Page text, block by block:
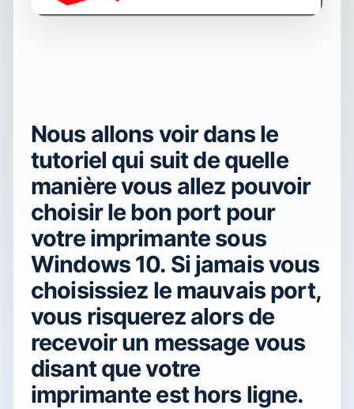
Nous allons voir dans le
tutoriel qui suit de quelle
manière vous allez pouvoir
choisir le bon port pour
votre imprimante sous
Windows 10. Si jamais vous
choisissiez le mauvais port,
vous risquerez alors de
recevoir un message vous
disant que votre
imprimante est hors ligne.